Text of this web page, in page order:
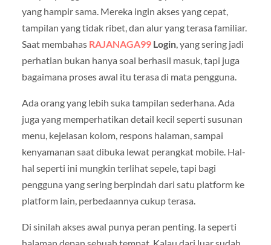
yang hampir sama. Mereka ingin akses yang cepat,
tampilan yang tidak ribet, dan alur yang terasa familiar.
Saat membahas RAJANAGA99Login, yang sering jadi
perhatian bukan hanya soal berhasil masuk, tapi juga
bagaimana proses awal itu terasa di mata pengguna.
Ada orang yang lebih suka tampilan sederhana. Ada
juga yang memperhatikan detail kecil seperti susunan
menu, kejelasan kolom, respons halaman, sampai
kenyamanan saat dibuka lewat perangkat mobile. Hal-
hal seperti ini mungkin terlihat sepele, tapi bagi
pengguna yang sering berpindah dari satu platform ke
platform lain, perbedaannya cukup terasa.
Di sinilah akses awal punya peran penting. Ia seperti